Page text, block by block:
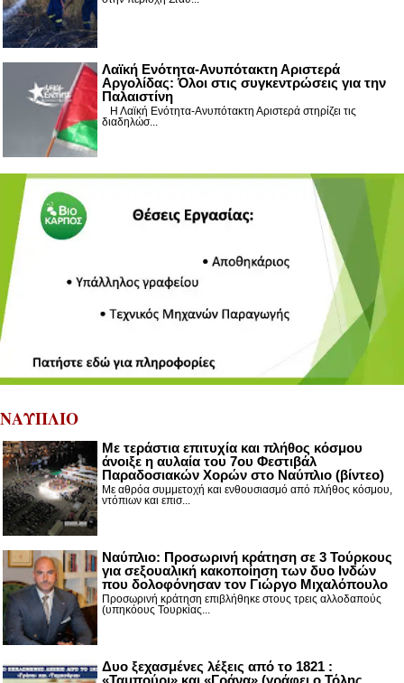
Λαϊκή Ενότητα-Ανυπότακτη Αριστερά
Αργολίδας: Όλοι στις συγκεντρώσεις για την
Παλαιστίνη
Η Λαϊκή Ενότητα-Ανυπότακτη Αριστερά στηρίζει τις
διαδηλώσ...
ΝΑΥΠΛΙΟ
Με τεράστια επιτυχία και πλήθος κόσμου
άνοιξε η αυλαία του 7ου Φεστιβάλ
Παραδοσιακών Χορών στο Ναύπλιο (βίντεο)
Με αθρόα συμμετοχή και ενθουσιασμό από πλήθος κόσμου,
ντόπιων και επισ...
Ναύπλιο: Προσωρινή κράτηση σε 3 Τούρκους
για σεξουαλική κακοποίηση των δυο Ινδών
που δολοφόνησαν τον Γιώργο Μιχαλόπουλο
Προσωρινή κράτηση επιβλήθηκε στους τρεις αλλοδαπούς
(υπηκόους Τουρκίας...
Δυο ξεχασμένες λέξεις από το 1821 :
«Ταμπούρι» και «Γράνα» (γράφει ο Τόλης